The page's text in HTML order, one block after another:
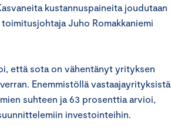
kustannuspaineita joudutaan
toimitusjohtaja Juho Romakkaniemi
että sota on vähentänyt yrityksen
Enemmistöllä vastaajayrityksistä
suhteen ja 63 prosenttia arvioi,
investointeihin.